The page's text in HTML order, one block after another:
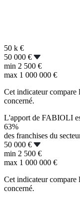
50 k €
50 000 €
min 2 500 €
max 1 000 000 €
Cet indicateur compare
concerné.
L'apport de FABIOLI
63%
des franchises du
50 000 €
min 2 500 €
max 1 000 000 €
Cet indicateur compare
concerné.